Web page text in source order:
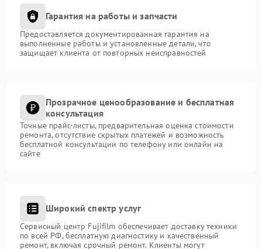
Гарантия на работы и запчасти
Предоставляется документированная гарантия на
выполненные работы и установленные детали, что
защищает клиента от повторных неисправностей
Прозрачное ценообразование и бесплатная
консультация
Точные прайс-листы, предварительная оценка стоимости
ремонта, отсутствие скрытых платежей и возможность
бесплатной консультации по телефону или онлайн на
сайте
Широкий спектр услуг
Сервисный центр Fujifilm обеспечивает доставку техники
по всей РФ, бесплатную диагностику и качественный
ремонт, включая срочный ремонт. Клиенты могут